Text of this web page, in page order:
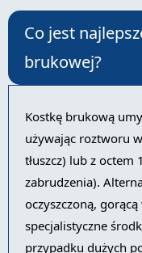
Co jest
brukowej?
Kostkę brukową
używając roztworu
tłuszcz) lub z
zabrudzenia).
oczyszczoną,
specjalistyczne
przypadku dużych